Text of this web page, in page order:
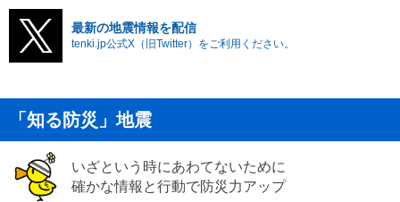
最新の地震情報を配信
tenki.jp公式X（旧Twitter）をご利用ください。
「知る防災」地震
いざという時にあわてないために
確かな情報と行動で防災力アップ